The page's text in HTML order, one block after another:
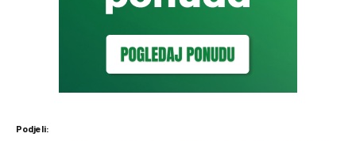
Podjeli: